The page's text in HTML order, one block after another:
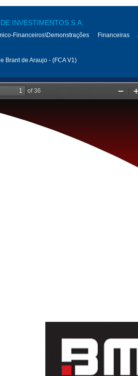
INVESTIMENTOS S.A.
Financeiros\Demonstrações Financeiras
Brant de Araujo - (FCA V1)